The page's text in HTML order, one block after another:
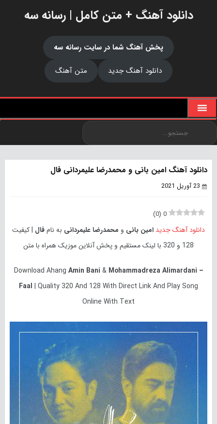
دانلود آهنگ + متن کامل | رسانه سه
پخش آهنگ شما در سایت رسانه سه
دانلود آهنگ جدید
متن آهنگ
دانلود آهنگ امین بانی و محمدرضا علیمردانی فال
23 آوریل 2021
0
(
0
)
دانلود آهنگ جدید امین بانی و محمدرضا علیمردانی به نامفال | کیفیت
128 و 320 با لینک مستقیم و پخش آنلاین موزیک همراه با متن
Download Ahang Amin Bani &Mohammadreza Alimardani –
Faal | Quality 320 And 128 With Direct Link And Play Song
Online With Text